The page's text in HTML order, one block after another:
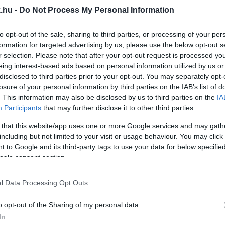
- Do Not Process My Personal Information
opt-out of the sale, sharing to third parties, or processing of your
for targeted advertising by us, please use the below opt-out
selection. Please note that after your opt-out request is processed
interest-based ads based on personal information utilized by us
to third parties prior to your opt-out. You may separately
of your personal information by third parties on the IAB’s list of
This information may also be disclosed by us to third parties on the
Participants that may further disclose it to other third parties.
that this website/app uses one or more Google services and may
but not limited to your visit or usage behaviour. You may
to Google and its third-party tags to use your data for below
consent section.
Data Processing Opt Outs
opt-out of the Sharing of my personal data.
FORINTNYI FORRÁS ÉRKEZIK
nyomán felszabadulnak a korábban
KELL ÁTÁLLNI
magyar gazdaságnak, de akkor mi lesz pl. a
NÉLKÜLI LOMBKORONASÉTÁNYT
2030-RA AZ EU ÖT LEGÉLHETŐBB ÁLLAMA